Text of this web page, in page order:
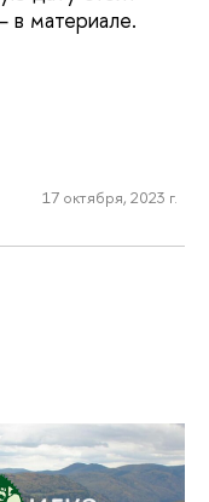
в материале.
17 октября, 2023 г.